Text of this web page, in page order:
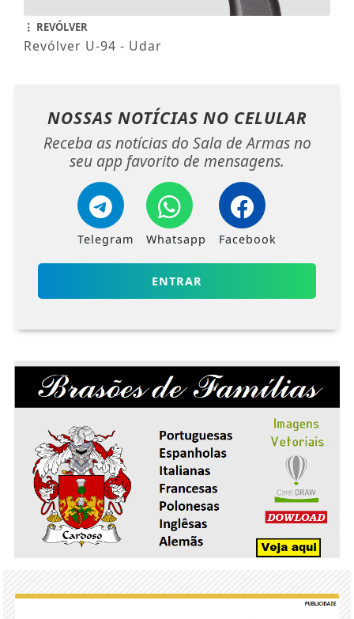
REVÓLVER
Revólver U-94 - Udar
NOSSAS NOTÍCIAS NO CELULAR
Receba as notícias do Sala de Armas no
seu app favorito de mensagens.
Telegram Whatsapp Facebook
ENTRAR